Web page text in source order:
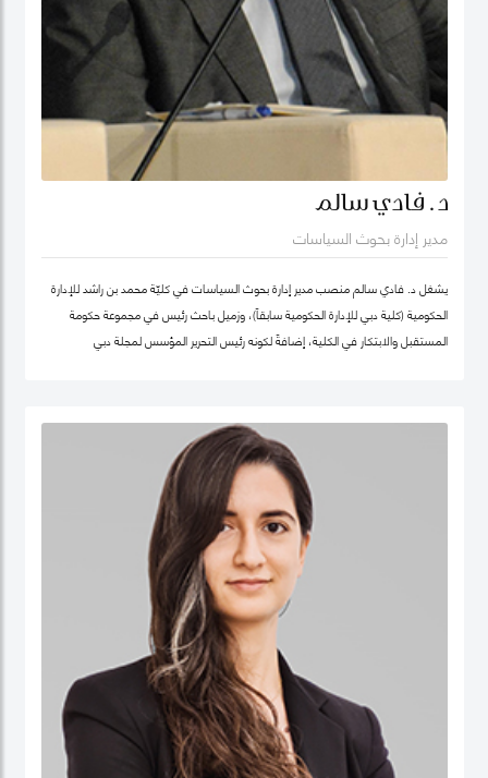
د. فادي سالم
مدير إدارة بحوث السياسات
يشغل د. فادي سالم منصب مدير إدارة بحوث السياسات في كليّة محمد بن راشد للإدارة
الحكومية (كلية دبي للإدارة الحكومية سابقاً)، وزميل باحث رئيس في مجموعة حكومة
المستقبل والابتكار في الكلية، إضافةً لكونه رئيس التحرير المؤسس لمجلة دبي
كليّة "لي كوان يو" للسياسة العامّة، جامعة سنغافورة الوطنية. حصل فادي على شهادة
الدكتوراه في السياسات العامة في تخصص الحوكمة الرقمية من جامعة أكسفورد العريقة
وشهادة الماجيستير في إدارة أنظمة المعلومات من كلية لندن للعلوم الاقتصادية
والسياسية، إضافة لشهادة البكالوريوس في هندسة الكمبيوتر من جامعة حلب. يعتبر د.
فادي سالم أحد أهم المفكرين والمتخصصين عالمياً في مجالات الحكومة الرقمية
ومستقبل العمل الحكومي وسياسات البيانات، حيث تشمل مجالات تخصّصه الحوكمة
الرقمية والسياسات التكنولوجية وإدارة منظومة البيانات الحكومية وحوكمة الذكاء
الاصطناعي، حيث يعتبر على مدى العقدين السابقين أحد أهم الباحثين تأثيراً في هذه
المجالات عالمياً، وقد اختير كواحد من أهم 100 شخصية مؤثرة في مجال الحكومة الرقمية
عالمياً (Apolitical). وهو عضو في عديد من مجالس الإدارة والأمناء في هذه المجالات مثل
المجلس الاستشاري لأخلاقيات الذكاء الاصطناعي لـهيئة دبي الرقمية وعضو مجموعة
عمل خبراء حوكمة آثار الذكاء الاصطناعي التابع لمنظمة ISO، وعضو المجلس العالمي
لأهداف التنمية المستدامة التابع للقمة العالمية للحكومات، وعضو مجلس أمناء جمعية
الحكومة الرقمية، الجمعية الرائدة عالمياً في مجال البحث العلمي في مجالات الحوكمة